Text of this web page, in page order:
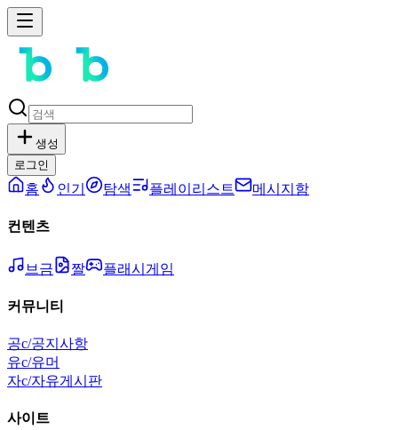
생성
로그인
홈 인기 탐색 플레이리스트 메시지함
컨텐츠
브금 짤 플래시게임
커뮤니티
공c/공지사항
유c/유머
자c/자유게시판
사이트